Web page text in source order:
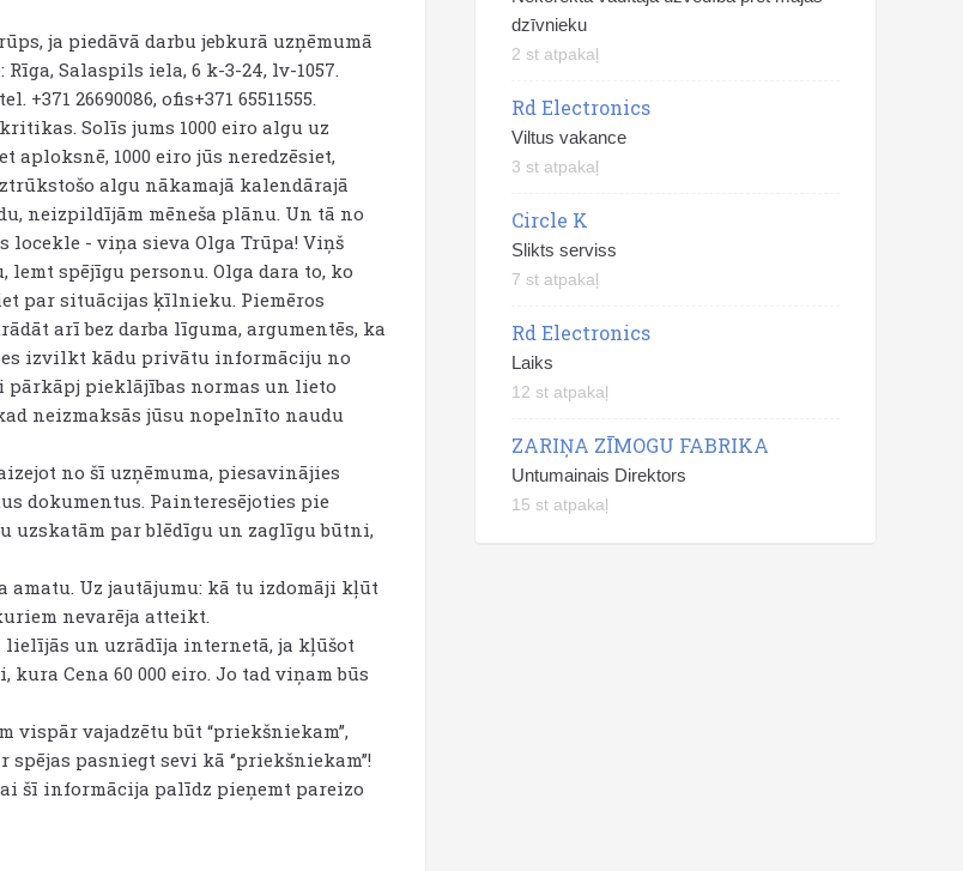
ja piedāvā darbu jebkurā uzņēmumā
Rīga, Salaspils iela, 6 k-3-24, lv-1057.
26690086, ofis+371 65511555.
Solīs jums 1000 eiro algu uz
aploksnē, 1000 eiro jūs neredzēsiet,
algu nākamajā kalendārajā
neizpildījām mēneša plānu. Un tā no
locekle - viņa sieva Olga Trūpa! Viņš
spējīgu personu. Olga dara to, ko
par situācijas ķīlnieku. Piemēros
arī bez darba līguma, argumentēs, ka
izvilkt kādu privātu informāciju no
pārkāpj pieklājības normas un lieto
neizmaksās jūsu nopelnīto naudu
no šī uzņēmuma, piesavinājies
dokumentus. Painteresējoties pie
uzskatām par blēdīgu un zaglīgu būtni,
amatu. Uz jautājumu: kā tu izdomāji kļūt
nevarēja atteikt.
lielījās un uzrādīja internetā, ja kļūšot
Cena 60 000 eiro. Jo tad viņam būs
vajadzētu būt “priekšniekam”,
pasniegt sevi kā ‘’priekšniekam’’!
šī informācija palīdz pieņemt pareizo
dzīvnieku
2 st atpakaļ
Rd Electronics
Viltus vakance
3 st atpakaļ
Circle K
Slikts serviss
7 st atpakaļ
Rd Electronics
Laiks
12 st atpakaļ
ZARIŅA ZĪMOGU FABRIKA
Untumainais Direktors
15 st atpakaļ